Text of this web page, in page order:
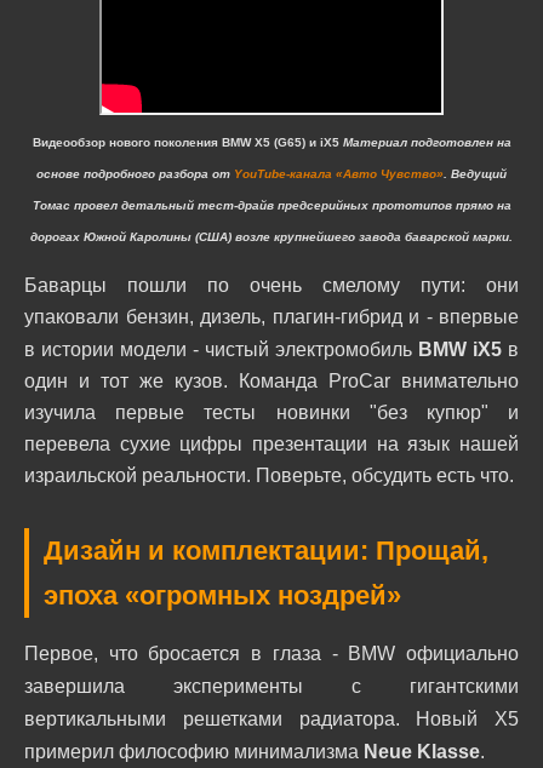
Видеообзор нового поколения BMW X5 (G65) и iX5 Материал подготовлен на
основе подробного разбора от YouTube-канала «Авто Чувство». Ведущий
Томас провел детальный тест-драйв предсерийных прототипов прямо на
дорогах Южной Каролины (США) возле крупнейшего завода баварской марки.
Баварцы пошли по очень смелому пути: они
упаковали бензин, дизель, плагин-гибрид и - впервые
в истории модели - чистый электромобиль BMW iX5 в
один и тот же кузов. Команда ProCar внимательно
изучила первые тесты новинки "без купюр" и
перевела сухие цифры презентации на язык нашей
израильской реальности. Поверьте, обсудить есть что.
Дизайн и комплектации: Прощай,
эпоха «огромных ноздрей»
Первое, что бросается в глаза - BMW официально
завершила эксперименты с гигантскими
вертикальными решетками радиатора. Новый X5
примерил философию минимализма Neue Klasse.